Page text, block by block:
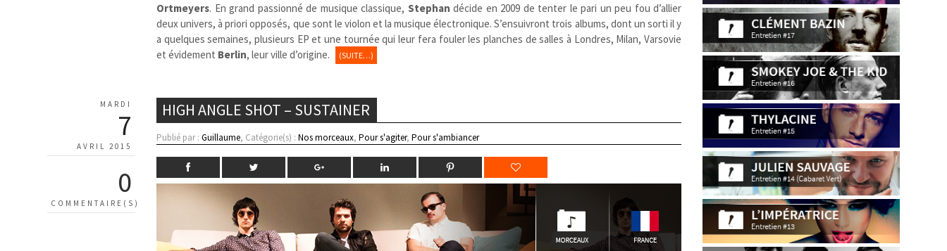
Ortmeyers. En grand passionné de musique classique, Stephan décide en 2009 de tenter le pari un peu fou d’allier
deux univers, à priori opposés, que sont le violon et la musique électronique. S’ensuivront trois albums, dont un sorti il y
a quelques semaines, plusieurs EP et une tournée qui leur fera fouler les planches de salles à Londres, Milan, Varsovie
et évidement Berlin, leur ville d’origine. (SUITE…)
MARDI
7
AVRIL 2015
0
COMMENTAIRE(S)
HIGH ANGLE SHOT – SUSTAINER
Publié par :Guillaume, Catégorie(s) :Nos morceaux,Pour s'agiter,Pour s'ambiancer